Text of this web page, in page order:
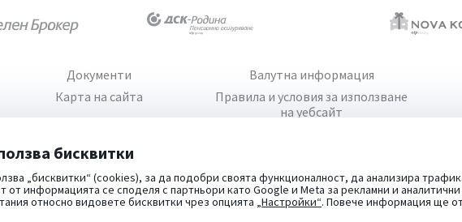
бисквитки
„бисквитки“ (cookies), за да подобри своята функционалност, да анализира
от информацията се споделя с партньори като Google и Meta за рекламни и
относно видовете бисквитки чрез опцията „Настройки“. Повече информация ще
Документи
Карта на сайта
Валутна информация
Правила и условия за използване
на уебсайт